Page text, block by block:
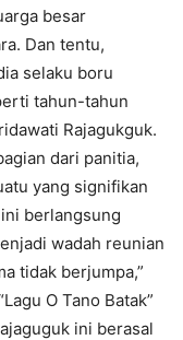
besar
Dan tentu,
selaku boru
tahun-tahun
Rajagukguk.
dari panitia,
yang signifikan
berlangsung
wadah reunian
tidak berjumpa,”
O Tano Batak”
ini berasal